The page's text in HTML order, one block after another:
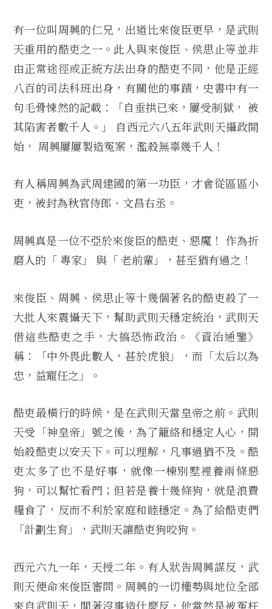
有一位叫周興的仁兄，出道比來俊臣更早，是武則
天重用的酷吏之一。此人與來俊臣、侯思止等並非
由正常途徑或正統方法出身的酷吏不同，他是正經
八百的司法科班出身，有關他的事蹟，史書中有一
句毛骨悚然的記載：「自垂拱已來，屢受制獄， 被
其陷害者數千人。」 自西元六八五年武則天攝政開
始， 周興屢屢製造冤案，濫殺無辜幾千人！
有人稱周興為武周建國的第一功臣，才會從區區小
吏，被封為秋官侍郎、文昌右丞。
周興真是一位不亞於來俊臣的酷吏、惡魔！ 作為折
磨人的「 專家」 與「 老前輩」，甚至猶有過之！
來俊臣、周興、侯思止等十幾個著名的酷吏殺了一
大批人來震懾天下，幫助武則天穩定統治，武則天
借這些酷吏之手，大搞恐怖政治。《資治通鑒》
稱：「中外畏此數人，甚於虎狼」，而「太后以為
忠，益寵任之」。
酷吏最橫行的時候，是在武則天當皇帝之前。武則
天受「神皇帝」號之後，為了籠絡和穩定人心，開
始殺酷吏以安天下。可以理解，凡事過猶不及。酷
吏太多了也不是好事，就像一棟別墅裡養兩條惡
狗，可以幫忙看門；但若是養十幾條狗，就是浪費
糧食了，反而不利於家庭和睦穩定。為了給酷吏們
「計劃生育」，武則天讓酷吏狗咬狗。
西元六九一年，天授二年。有人狀告周興謀反，武
則天便命來俊臣審問。周興的一切權勢與地位全部
來自武則天，閒著沒事造什麼反，他當然是被冤枉